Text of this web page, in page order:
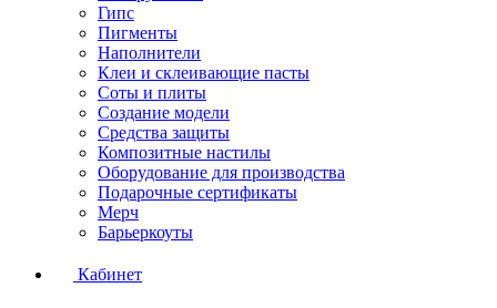
Гипс
Пигменты
Наполнители
Клеи и склеивающие пасты
Соты и плиты
Создание модели
Средства защиты
Композитные настилы
Оборудование для производства
Подарочные сертификаты
Мерч
Барьеркоуты
Кабинет